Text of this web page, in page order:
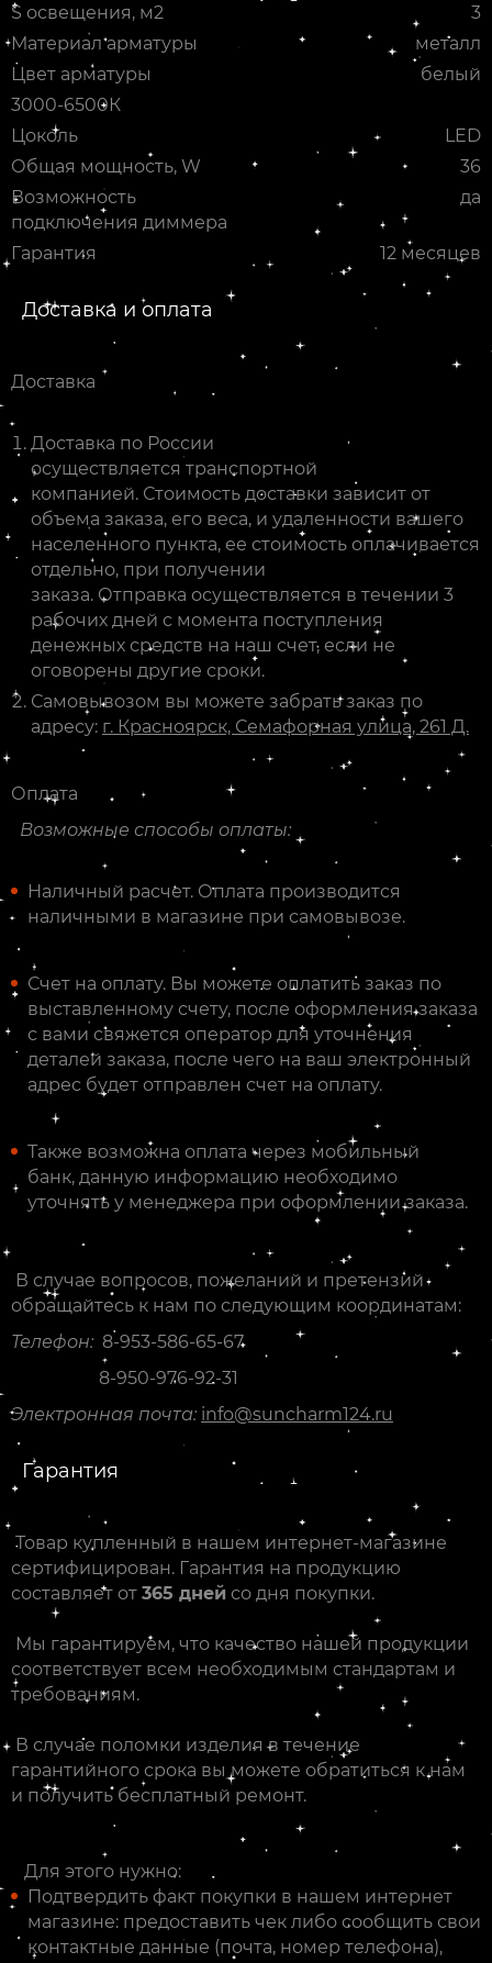
S освещения, м2
3
Материал арматуры
металл
Цвет арматуры
белый
3000-6500К
Цоколь
LED
Общая мощность, W
36
Возможность
подключения диммера
да
Гарантия 12 месяцев
Доставка и оплата
Доставка
Доставка по России
осуществляется транспортной
компанией. Стоимость доставки зависит от
объема заказа, его веса, и удаленности вашего
населенного пункта, ее стоимость оплачивается
отдельно, при получении
заказа. Отправка осуществляется в течении 3
рабочих дней с момента поступления
денежных средств на наш счет, если не
оговорены другие сроки.
Самовывозом вы можете забрать заказ по
адресу: г. Красноярск, Семафорная улица, 261 Д.
Оплата
Возможные способы оплаты:
Наличный расчет. Оплата производится
наличными в магазине при самовывозе.
Счет на оплату. Вы можете оплатить заказ по
выставленному счету, после оформления заказа
с вами свяжется оператор для уточнения
деталей заказа, после чего на ваш электронный
адрес будет отправлен счет на оплату.
Также возможна оплата через мобильный
банк, данную информацию необходимо
уточнять у менеджера при оформлении заказа.
В случае вопросов, пожеланий и претензий
обращайтесь к нам по следующим координатам:
Телефон: 8-953-586-65-67
8-950-976-92-31
Электронная почта: info@suncharm124.ru
Гарантия
Товар купленный в нашем интернет-магазине
сертифицирован. Гарантия на продукцию
составляет от 365 дней со дня покупки.
Мы гарантируем, что качество нашей продукции
соответствует всем необходимым стандартам и
требованиям.
В случае поломки изделия в течение
гарантийного срока вы можете обратиться к нам
и получить бесплатный ремонт.
Для этого нужно:
Подтвердить факт покупки в нашем интернет
магазине: предоставить чек либо сообщить свои
контактные данные (почта, номер телефона),